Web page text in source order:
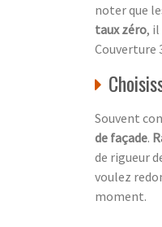
noter que
taux zéro,
Couverture
Souvent
de façade.
de rigueur
voulez
moment.